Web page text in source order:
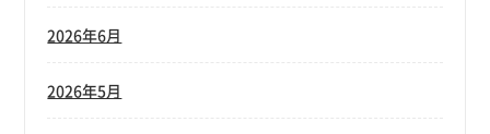
2026年6月
2026年5月